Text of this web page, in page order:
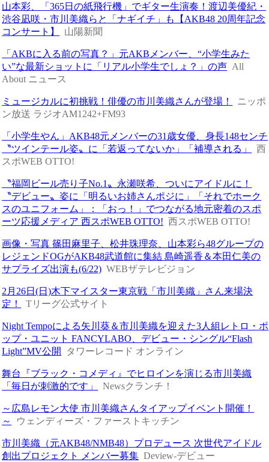
山本彩、「365日の紙飛行機」でギター生演奏！渡辺美優紀・
渋谷凪咲・市川美織らと「ナギイチ」も【AKB48 20周年記念
コンサート】
山陽新聞
「AKBに入る前の写真？」元AKBメンバー、“小学生みた
い”な最新ショットに「リアル小学生でしょ？」の声 All
About ニュース
ミュージカルに初挑戦！俳優の市川美織さんが登場！
ニッポ
ン放送 ラジオAM1242+FM93
「小学生やん」AKB48元メンバーの31歳女優、身長148センチ
〝ツインテール姿〟に「若返ってないか」「補導される」
西
スポWEB OTTO!
〝福岡ビール売り子No.1〟永瀬咲希、ついにアイドルに！
〝デビュー〟姿に「明るいお姉さんポジに」「それでホーク
スのユニフォーム」：「おっ！」でつながる地元密着のスポ
ーツ応援メディア 西スポWEB OTTO! 西スポWEB OTTO!
画像・写真 篠田麻里子、松井珠理奈、山本彩ら48グループの
レジェンドOGがAKB48武道館に集結 島崎遥香＆本田仁美の
サプライズ出演も(6/22) WEBザテレビジョン
2月26日(日)木下マイスター東京戦「市川美織」さん来場決
定！
Tリーグ公式サイト
Night Tempoによる矢川葵＆市川美織を迎えた3人組レトロ・ポ
ップ・ユニット FANCYLABO、デビュー・シングル“Flash
Light”MV公開
タワーレコード オンライン
舞台『ブラック・コメディ』でヒロインを演じる市川美織
「毎日が刺激的です」
Newsクランチ！
～広島レモン大使 市川美織さんタイアップイベント開催！
～
ウェンディーズ・ファーストキッチン
市川美織（元AKB48/NMB48）プロデュース 次世代アイドル
創出プロジェクト メンバー募集 Deview-デビュー